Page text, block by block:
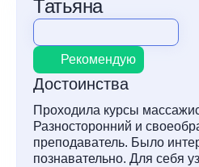
Татьяна
Рекомендую
Достоинства
Проходила курсы
Разносторонний и
преподаватель. Было
познавательно. Для себя